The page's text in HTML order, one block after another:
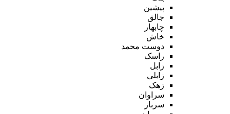
پیشین
جالق
چابهار
خاش
دوست محمد
راسک
زابل
زابلی
زهک
سراوان
سرباز